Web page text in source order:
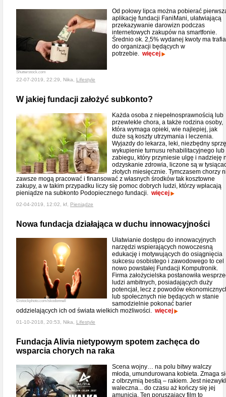
Shutterstock.com
Od połowy lipca można pobierać
aplikację fundacji FaniMani, ułatwiającą
przekazywanie darowizn podczas
internetowych zakupów na smartfonie.
Średnio ok. 2,5% wydanej kwoty ma
do organizacji będących w
potrzebie. więcej
22-07-2019, 22:29, Nika, Lifestyle
W jakiej fundacji założyć subkonto?
Każda osoba z niepełnosprawnością lub
przewlekle chora, a także rodzina osoby,
która wymaga opieki, wie najlepiej, jak
duże są koszty utrzymania i leczenia.
Wyjazdy do lekarza, leki, niezbędny
wykupienie turnusu rehabilitacyjnego lub
zabiegu, który przyniesie ulgę i nadzieję
odzyskanie zdrowia, liczone są w
złotych miesięcznie. Tymczasem chorzy
zawsze mogą pracować i finansować z własnych środków tak kosztowne
zakupy, a w takim przypadku liczy się pomoc dobrych ludzi, którzy wpłacają
pieniądze na subkonto Podopiecznego fundacji. więcej
02-04-2019, 12:02, kf, Pieniądze
Nowa fundacja działająca w duchu innowacyjności
©istockphoto.com/skodonnell
Ułatwianie dostępu do innowacyjnych
narzędzi wspierających nowoczesną
edukację i motywujących do osiągnięcia
sukcesu osobistego i zawodowego to cel
nowo powstałej Fundacji Komputronik.
Firma założycielska postanowiła
ludzi ambitnych, posiadających duży
potencjał, lecz z powodów
lub społecznych nie będących w stanie
samodzielnie pokonać barier
oddzielających ich od świata wielkich możliwości. więcej
01-10-2018, 20:53, Nika, Lifestyle
Fundacja Alivia nietypowym spotem zachęca do
wsparcia chorych na raka
Scena wojny… na polu bitwy walczy
młoda, umundurowana kobieta. Zmaga
z olbrzymią bestią – rakiem. Jest
waleczna... do czasu aż kończy się jej
amunicja. Ten poruszający film to